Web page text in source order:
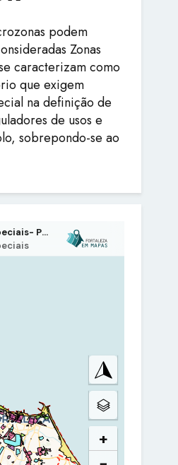
podem
Zonas
caracterizam como
que exigem
na definição de
de usos e
sobrepondo-se ao